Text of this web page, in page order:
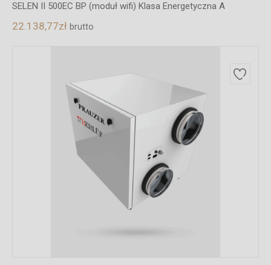
SELEN II 500EC BP (moduł wifi) Klasa Energetyczna A
22.138,77zł brutto